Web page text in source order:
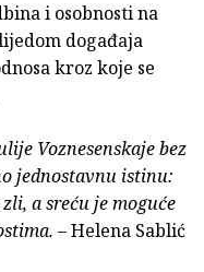
i osobnosti na
događaja
kroz koje se
Voznesenskaje bez
jednostavnu istinu:
a sreću je moguće
– Helena Sablić